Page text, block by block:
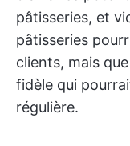
pâtisseries, et
pâtisseries
clients, mais
fidèle qui
régulière.